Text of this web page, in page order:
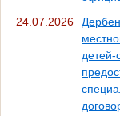
24.07.2026